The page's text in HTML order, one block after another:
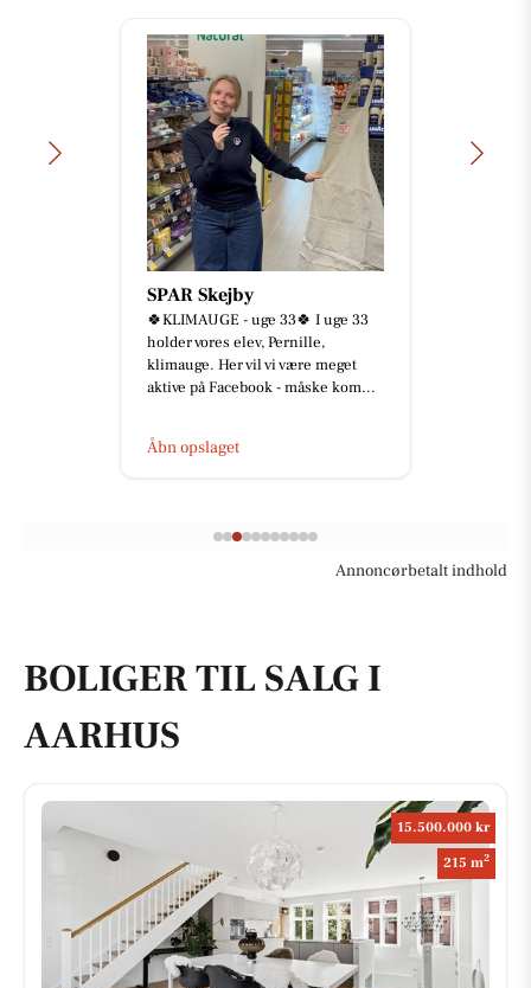
SPAR Skejby
🍀KLIMAUGE - uge 33🍀 I uge 33
holder vores elev, Pernille,
klimauge. Her vil vi være meget
aktive på Facebook - måske kom...
Åbn opslaget
Annoncørbetalt indhold
BOLIGER TIL SALG I
AARHUS
15.500.000 kr
215 m2